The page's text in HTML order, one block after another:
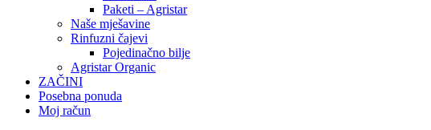
Paketi – Agristar
Naše mješavine
Rinfuzni čajevi
Pojedinačno bilje
Agristar Organic
ZAČINI
Posebna ponuda
Moj račun